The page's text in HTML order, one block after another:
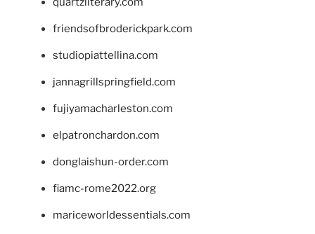
friendsofbroderickpark.com
studiopiattellina.com
jannagrillspringfield.com
fujiyamacharleston.com
elpatronchardon.com
donglaishun-order.com
fiamc-rome2022.org
mariceworldessentials.com